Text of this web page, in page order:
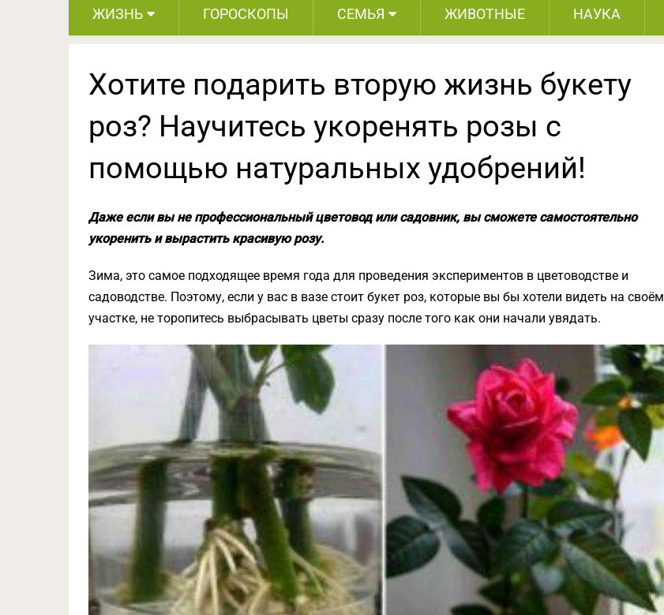
ЖИЗНЬ ГОРОСКОПЫ СЕМЬЯ ЖИВОТНЫЕ НАУКА
Хотите подарить вторую жизнь букету
роз? Научитесь укоренять розы с
помощью натуральных удобрений!
Даже если вы не профессиональный цветовод или садовник, вы сможете самостоятельно
укоренить и вырастить красивую розу.
Зима, это самое подходящее время года для проведения экспериментов в цветоводстве и
садоводстве. Поэтому, если у вас в вазе стоит букет роз, которые вы бы хотели видеть на своём
участке, не торопитесь выбрасывать цветы сразу после того как они начали увядать.